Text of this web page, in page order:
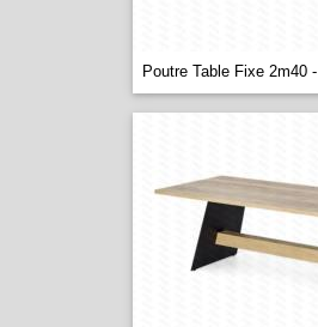
Poutre Table Fixe 2m40 -